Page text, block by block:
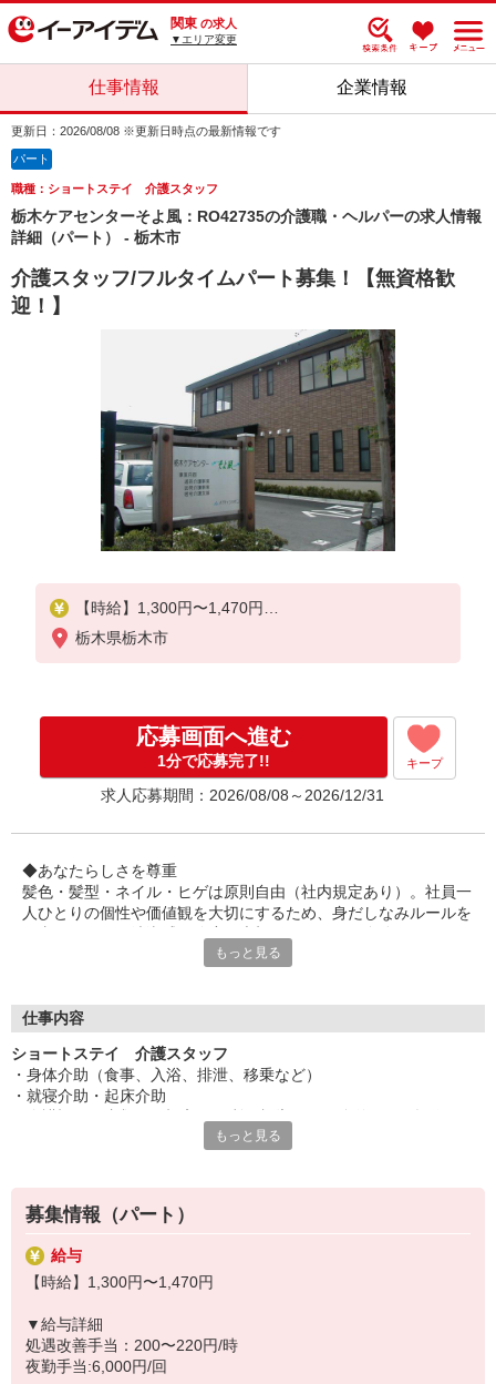
関東 の求人
▼エリア変更
仕事情報 企業情報
更新日：2026/08/08 ※更新日時点の最新情報です
パート
職種：ショートステイ 介護スタッフ
栃木ケアセンターそよ風：RO42735の介護職・ヘルパーの求人情報
詳細（パート） - 栃木市
介護スタッフ/フルタイムパート募集！【無資格歓
迎！】
【時給】1,300円〜1,470円
▼給与詳細
▼下記別途支給
年末年始手当：380円/時
寸志あり：年2回（6月・12月）
※業績による
※処遇改善手当は試用期間中(3ヶ月)は支給なし
栃木県栃木市
応募画面へ進む
1分で応募完了!! キープ
求人応募期間：2026/08/08～2026/12/31
◆あなたらしさを尊重
髪色・髪型・ネイル・ヒゲは原則自由（社内規定あり）。社員一
人ひとりの個性や価値観を大切にするため、身だしなみルールを
イルで無理なく働ける環境です。
働いた分の給与を給料日前に受け取れる「給与前払い制度」を導
生制度です。※入社翌月の第5営業日より利用可能
もっと見る
仕事内容
ショートステイ 介護スタッフ
・身体介助（食事、入浴、排泄、移乗など）
・就寝介助・起床介助
・食事の準備、お茶とおやつ出し
・送迎業務（基本は１対1送迎となります。）
◆イベント企画も担当
お客様が楽しめるレクリエーションや季節のイベント、ゲームなど
瞬間」をたくさん作れるのが魅力。お客様から「楽しかった」「ま
たやりたい」という声を直接聞けるやりがいのある仕事です。企画
好きな方にもピッタリです。
もっと見る
募集情報（パート）
給与
【時給】1,300円〜1,470円
▼給与詳細
処遇改善手当：200〜220円/時
夜勤手当:6,000円/回